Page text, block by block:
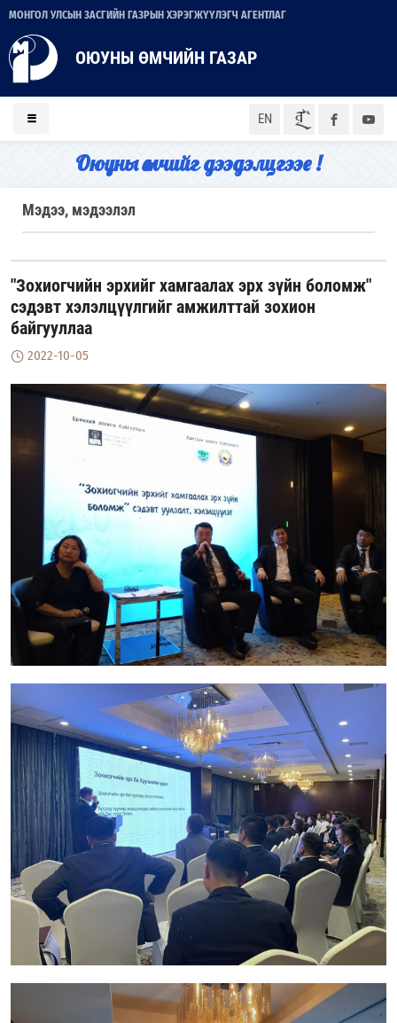
МОНГОЛ УЛСЫН ЗАСГИЙН ГАЗРЫН ХЭРЭГЖҮҮЛЭГЧ АГЕНТЛАГ
ОЮУНЫ ӨМЧИЙН ГАЗАР
EN ᠮᠣᠨ
Оюуны өмчийг дээдэлцгээе !
Мэдээ, мэдээлэл
"Зохиогчийн эрхийг хамгаалах эрх зүйн боломж"
сэдэвт хэлэлцүүлгийг амжилттай зохион
байгууллаа
2022-10-05